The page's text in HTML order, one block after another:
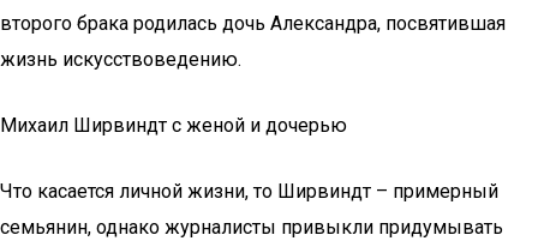
второго брака родилась дочь Александра, посвятившая
жизнь искусствоведению.
Михаил Ширвиндт с женой и дочерью
Что касается личной жизни, то Ширвиндт – примерный
семьянин, однако журналисты привыкли придумывать